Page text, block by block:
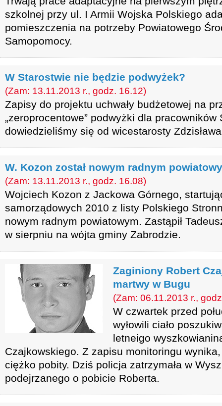
szkolnej przy ul. I Armii Wojska Polskiego
pomieszczenia na potrzeby Powiatowego
Samopomocy.
W Starostwie nie będzie podwyżek?
(Zam: 13.11.2013 r., godz. 16.12)
Zapisy do projektu uchwały budżetowej na
„zeroprocentowe” podwyżki dla pracowników
dowiedzieliśmy się od wicestarosty
W. Kozon został nowym radnym
(Zam: 13.11.2013 r., godz. 16.08)
Wojciech Kozon z Jackowa Górnego,
samorządowych 2010 z listy Polskiego
nowym radnym powiatowym. Zastąpił
w sierpniu na wójta gminy Zabrodzie.
Zaginiony Robert
martwy w Bugu
(Zam: 06.11.2013 r.,
W czwartek przed
wyłowili ciało
letneigo
Czajkowskiego. Z zapisu monitoringu
ciężko pobity. Dziś policja zatrzymała w
podejrzanego o pobicie Roberta.